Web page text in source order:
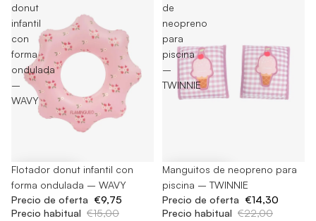
donut
infantil
con
forma
ondulada
–
WAVY
-35%
Flotador donut infantil con
forma ondulada – WAVY
Precio de oferta €9,75
Precio habitual €15,00
de
neopreno
para
piscina
–
TWINNIE
-35%
Manguitos de neopreno para
piscina – TWINNIE
Precio de oferta €14,30
Precio habitual €22,00